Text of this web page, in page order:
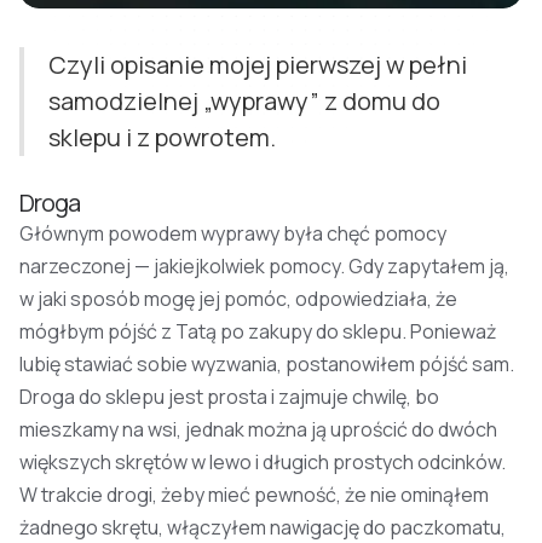
Czyli opisanie mojej pierwszej w pełni
samodzielnej „wyprawy” z domu do
sklepu i z powrotem.
Droga
Głównym powodem wyprawy była chęć pomocy
narzeczonej — jakiejkolwiek pomocy. Gdy zapytałem ją,
w jaki sposób mogę jej pomóc, odpowiedziała, że
mógłbym pójść z Tatą po zakupy do sklepu. Ponieważ
lubię stawiać sobie wyzwania, postanowiłem pójść sam.
Droga do sklepu jest prosta i zajmuje chwilę, bo
mieszkamy na wsi, jednak można ją uprościć do dwóch
większych skrętów w lewo i długich prostych odcinków.
W trakcie drogi, żeby mieć pewność, że nie ominąłem
żadnego skrętu, włączyłem nawigację do paczkomatu,